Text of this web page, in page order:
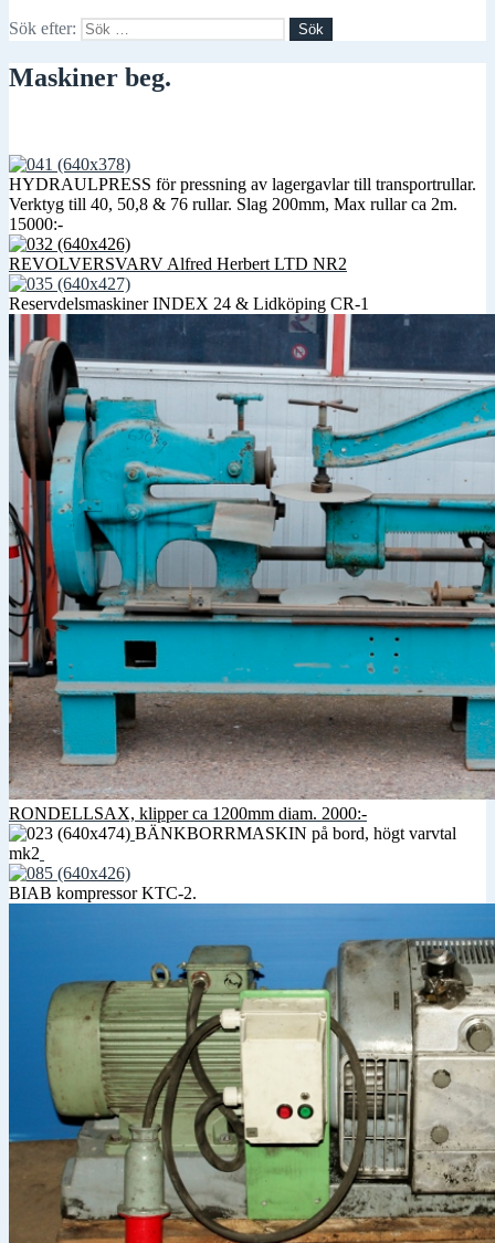
Sök efter:
Maskiner beg.
HYDRAULPRESS för pressning av lagergavlar till transportrullar.
Verktyg till 40, 50,8 & 76 rullar. Slag 200mm, Max rullar ca 2m.
15000:-
REVOLVERSVARV Alfred Herbert LTD NR2
Reservdelsmaskiner INDEX 24 & Lidköping CR-1
RONDELLSAX, klipper ca 1200mm diam. 2000:-
BÄNKBORRMASKIN på bord, högt varvtal
mk2
BIAB kompressor KTC-2.